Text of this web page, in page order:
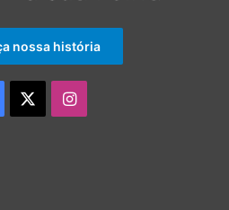
nossa história
Instagram